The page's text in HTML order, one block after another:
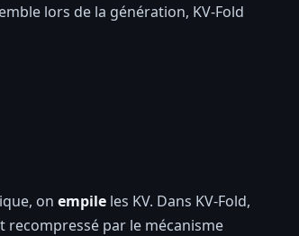
lors de la génération, KV-Fold
on empile les KV. Dans KV-Fold,
par le mécanisme